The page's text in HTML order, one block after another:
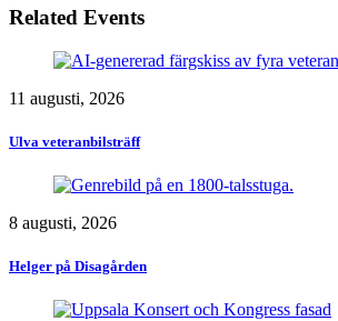
Related Events
11 augusti, 2026
Ulva veteranbilsträff
8 augusti, 2026
Helger på Disagården